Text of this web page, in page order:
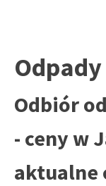
Odbiór
- ceny w
aktualne